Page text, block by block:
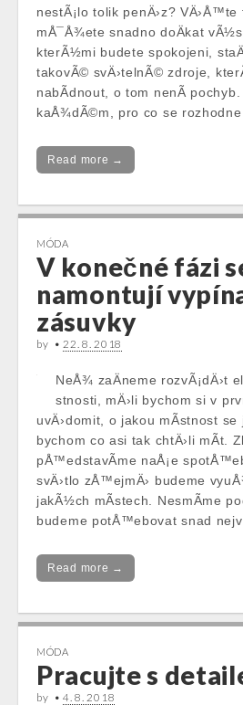
nestÃ¡lo tolik penÄ›z?
mÅ¯Å¾ete snadno doÄkat
kterÃ½mi budete spokojeni,
takovÃ© svÄ›telnÃ© zdroje,
nabÃ­dnout, o tom nenÃ­
kaÅ¾dÃ©m, pro co se
Read more →
MÓDA
V konečné fázi
namontují
zásuvky
by • 22. 8. 2018
NeÅ¾ zaÄneme rozvÃ¡dÄ›t
stnosti, mÄ›li bychom si v
uvÄ›domit, o jakou mÃ­stnost se
bychom co asi tak chtÄ›li mÃ­t.
pÅ™edstavÃ­me naÅ¡e
svÄ›tlo zÅ™ejmÄ› budeme
jakÃ½ch mÃ­stech. NesmÃ­me
budeme potÅ™ebovat snad
Read more →
MÓDA
Pracujte s
by •4. 8. 2018